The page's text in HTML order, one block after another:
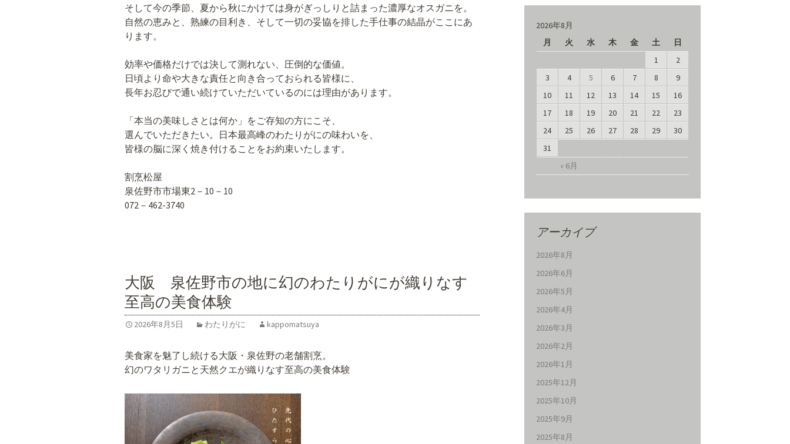
そして今の季節、夏から秋にかけては身がぎっしりと詰まった濃厚なオスガニを。
自然の恵みと、熟練の目利き、そして一切の妥協を排した手仕事の結晶がここにあ
ります。
効率や価格だけでは決して測れない、圧倒的な価値。
日頃より命や大きな責任と向き合っておられる皆様に、
長年お忍びで通い続けていただいているのには理由があります。
「本当の美味しさとは何か」をご存知の方にこそ、
選んでいただきたい。日本最高峰のわたりがにの味わいを、
皆様の脳に深く焼き付けることをお約束いたします。
割烹松屋
泉佐野市市場東2－10－10
072－462-3740
大阪 泉佐野市の地に幻のわたりがにが織りなす
至高の美食体験
2026年8月5日 わたりがに kappomatsuya
美食家を魅了し続ける大阪・泉佐野の老舗割烹。
幻のワタリガニと天然クエが織りなす至高の美食体験
2026年8月
月
火 水 木 金 土 日
« 6月
1
2
3
4 5 6 7 8
9
10
11 12 13 14 15
16
17
18 19 20 21 22
23
24
25 26 27 28 29
30
31
アーカイブ
2026年8月
2026年6月
2026年5月
2026年4月
2026年3月
2026年2月
2026年1月
2025年12月
2025年10月
2025年9月
2025年8月